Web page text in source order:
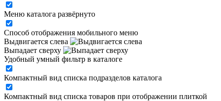
Меню каталога развёрнуто
Способ отображения мобильного меню
Выдвигается слева
Выпадает сверху
Удобный умный фильтр в каталоге
Компактный вид списка подразделов каталога
Компактный вид списка товаров при отображении плиткой